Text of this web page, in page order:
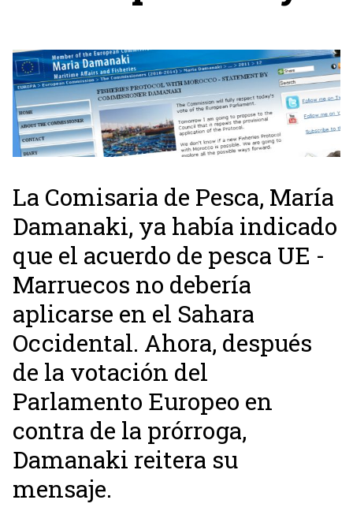
La Comisaria de Pesca, María
Damanaki, ya había indicado
que el acuerdo de pesca UE -
Marruecos no debería
aplicarse en el Sahara
Occidental. Ahora, después
de la votación del
Parlamento Europeo en
contra de la prórroga,
Damanaki reitera su
mensaje.